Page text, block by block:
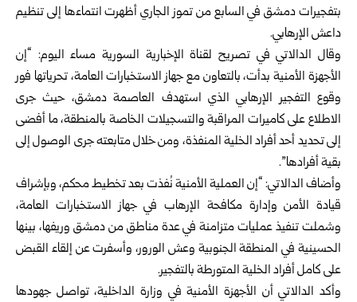
بتفجيرات دمشق في السابع من تموز الجاري أظهرت انتماءها إلى تنظيم
داعش الإرهابي.
وقال الدالاتي في تصريح لقناة الإخبارية السورية مساء اليوم: “إن
الأجهزة الأمنية بدأت، بالتعاون مع جهاز الاستخبارات العامة، تحرياتها فور
وقوع التفجير الإرهابي الذي استهدف العاصمة دمشق، حيث جرى
الاطلاع على كاميرات المراقبة والتسجيلات الخاصة بالمنطقة، ما أفضى
إلى تحديد أحد أفراد الخلية المنفذة، ومن خلال متابعته جرى الوصول إلى
بقية أفرادها”.
وأضاف الدالاتي: “إن العملية الأمنية نُفذت بعد تخطيط محكم، وبإشراف
قيادة الأمن وإدارة مكافحة الإرهاب في جهاز الاستخبارات العامة،
وشملت تنفيذ عمليات متزامنة في عدة مناطق من دمشق وريفها، بينها
الحسينية في المنطقة الجنوبية وعش الورور، وأسفرت عن إلقاء القبض
على كامل أفراد الخلية المتورطة بالتفجير.
وأكد الدالاتي أن الأجهزة الأمنية في وزارة الداخلية، تواصل جهودها